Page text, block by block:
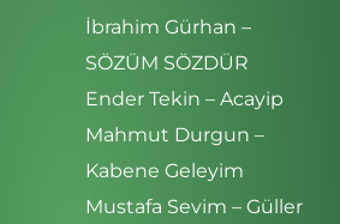
İbrahim Gürhan –
SÖZÜM SÖZDÜR
Ender Tekin – Acayip
Mahmut Durgun –
Kabene Geleyim
Mustafa Sevim – Güller